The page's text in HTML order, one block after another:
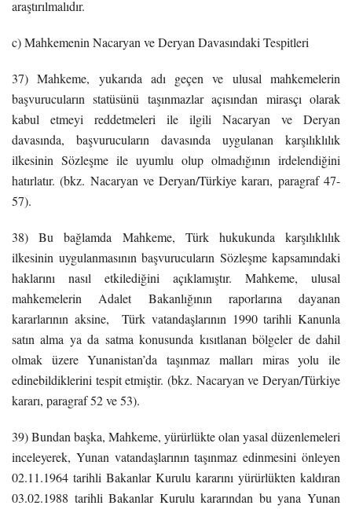
araştırılmalıdır.
c) Mahkemenin Nacaryan ve Deryan Davasındaki Tespitleri
37) Mahkeme, yukarıda adı geçen ve ulusal mahkemelerin
başvurucuların statüsünü taşınmazlar açısından mirasçı olarak
kabul etmeyi reddetmeleri ile ilgili Nacaryan ve Deryan
davasında, başvurucuların davasında uygulanan karşılıklılık
ilkesinin Sözleşme ile uyumlu olup olmadığının irdelendiğini
hatırlatır. (bkz. Nacaryan ve Deryan/Türkiye kararı, paragraf 47-
57).
38) Bu bağlamda Mahkeme, Türk hukukunda karşılıklılık
ilkesinin uygulanmasının başvurucuların Sözleşme kapsamındaki
haklarını nasıl etkilediğini açıklamıştır. Mahkeme, ulusal
mahkemelerin Adalet Bakanlığının raporlarına dayanan
kararlarının aksine, Türk vatandaşlarının 1990 tarihli Kanunla
satın alma ya da satma konusunda kısıtlanan bölgeler de dahil
olmak üzere Yunanistan’da taşınmaz malları miras yolu ile
edinebildiklerini tespit etmiştir. (bkz. Nacaryan ve Deryan/Türkiye
kararı, paragraf 52 ve 53).
39) Bundan başka, Mahkeme, yürürlükte olan yasal düzenlemeleri
inceleyerek, Yunan vatandaşlarının taşınmaz edinmesini önleyen
02.11.1964 tarihli Bakanlar Kurulu kararını yürürlükten kaldıran
03.02.1988 tarihli Bakanlar Kurulu kararından bu yana Yunan